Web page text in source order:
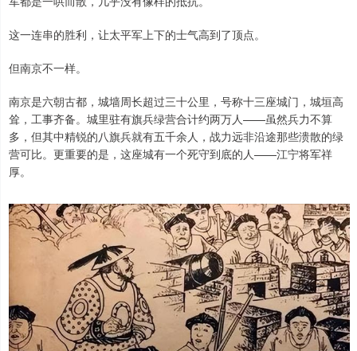
这一连串的胜利，让太平军上下的士气高到了顶点。
但南京不一样。
南京是六朝古都，城墙周长超过三十公里，号称十三座城门，城垣高
耸，工事齐备。城里驻有旗兵绿营合计约两万人——虽然兵力不算
多，但其中精锐的八旗兵就有五千余人，战力远非沿途那些溃散的绿
营可比。更重要的是，这座城有一个死守到底的人——江宁将军祥
厚。